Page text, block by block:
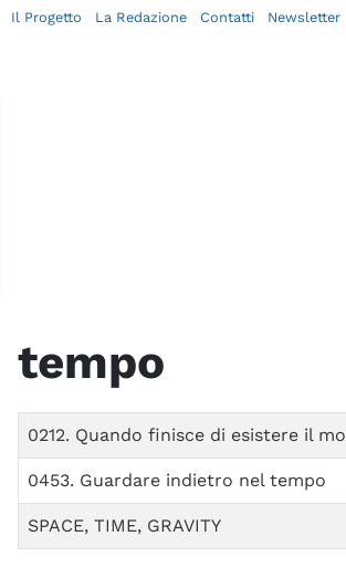
Il Progetto La Redazione Contatti Newsletter
tempo
Titolo
0212. Quando finisce di esistere il
0453. Guardare indietro nel tempo
SPACE, TIME, GRAVITY